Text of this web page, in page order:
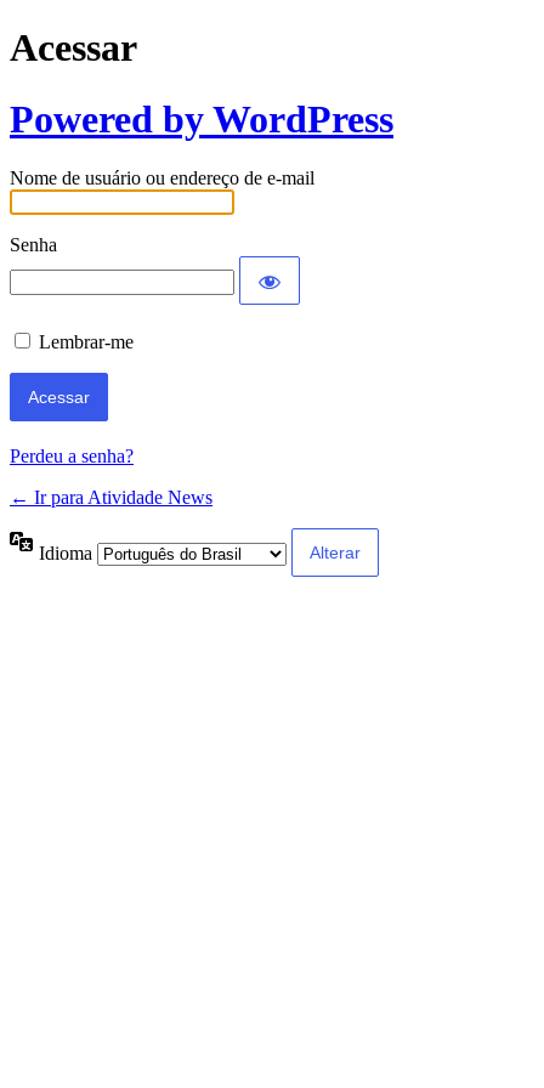
Acessar
Powered by WordPress
Nome de usuário ou endereço de e-mail
Senha
Lembrar-me
Perdeu a senha?
← Ir para Atividade News
Idioma